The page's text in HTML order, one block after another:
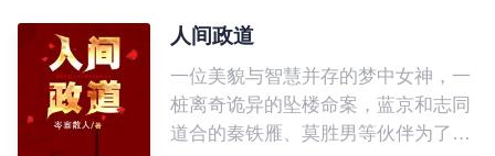
阎王盛宠上天，日子过的风生水起好
在脚底。 众人嘲笑，再得宠整
日也得面对一个又丑又瘫的残废，叶
晚柠淡笑不语。 直到有一天，
人间政道
一位美貌与智慧并存的梦中女神，一
桩离奇诡异的坠楼命案，蓝京和志同
道合的秦铁雁、莫胜男等伙伴为了寻